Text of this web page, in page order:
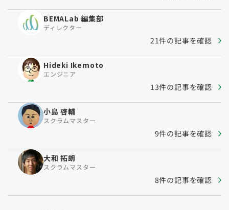
BEMALab 編集部
ディレクター
21件の記事を確認
Hideki Ikemoto
エンジニア
13件の記事を確認
小島 啓輔
スクラムマスター
9件の記事を確認
大和 拓朗
スクラムマスター
8件の記事を確認